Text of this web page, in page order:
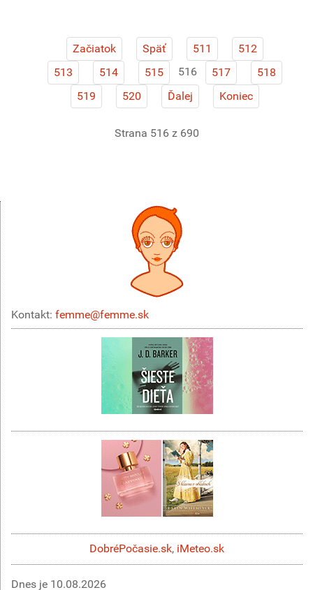
Začiatok Späť 511
512
513
514 515 516 517
518
519
520 Ďalej Koniec
Strana 516 z 690
Kontakt: femme@femme.sk
DobréPočasie.sk, iMeteo.sk
Dnes je 10.08.2026